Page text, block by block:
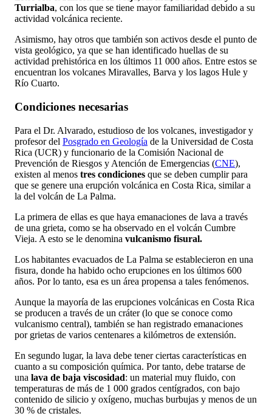
Turrialba, con los que se tiene mayor familiaridad debido a su
actividad volcánica reciente.
Asimismo, hay otros que también son activos desde el punto de
vista geológico, ya que se han identificado huellas de su
actividad prehistórica en los últimos 11 000 años. Entre estos se
encuentran los volcanes Miravalles, Barva y los lagos Hule y
Río Cuarto.
Condiciones necesarias
Para el Dr. Alvarado, estudioso de los volcanes, investigador y
profesor del Posgrado en Geología de la Universidad de Costa
Rica (UCR) y funcionario de la Comisión Nacional de
Prevención de Riesgos y Atención de Emergencias (CNE),
existen al menos tres condiciones que se deben cumplir para
que se genere una erupción volcánica en Costa Rica, similar a
la del volcán de La Palma.
La primera de ellas es que haya emanaciones de lava a través
de una grieta, como se ha observado en el volcán Cumbre
Vieja. A esto se le denomina vulcanismo fisural.
Los habitantes evacuados de La Palma se establecieron en una
fisura, donde ha habido ocho erupciones en los últimos 600
años. Por lo tanto, esa es un área propensa a tales fenómenos.
Aunque la mayoría de las erupciones volcánicas en Costa Rica
se producen a través de un cráter (lo que se conoce como
vulcanismo central), también se han registrado emanaciones
por grietas de varios centenares a kilómetros de extensión.
En segundo lugar, la lava debe tener ciertas características en
cuanto a su composición química. Por tanto, debe tratarse de
una lava de baja viscosidad: un material muy fluido, con
temperaturas de más de 1 000 grados centígrados, con bajo
contenido de silicio y oxígeno, muchas burbujas y menos de un
30 % de cristales.